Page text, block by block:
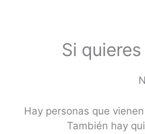
Si
Hay personas que
También hay